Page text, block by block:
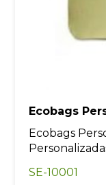
Ecobags
Ecobags
SE-10001